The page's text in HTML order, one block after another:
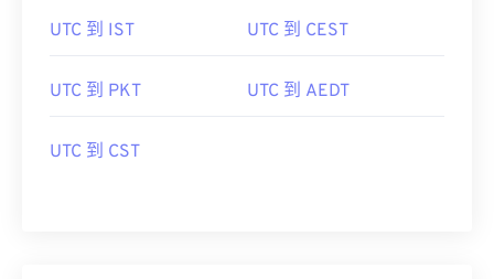
UTC 到 IST UTC 到 CEST
UTC 到 PKT UTC 到 AEDT
UTC 到 CST